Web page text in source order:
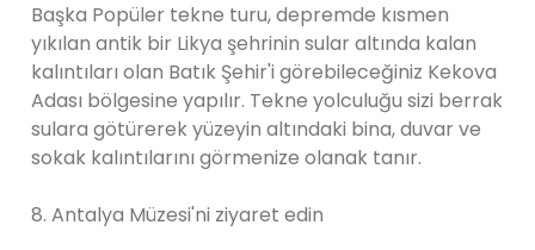
Başka Popüler tekne turu, depremde kısmen
yıkılan antik bir Likya şehrinin sular altında kalan
kalıntıları olan Batık Şehir'i görebileceğiniz Kekova
Adası bölgesine yapılır. Tekne yolculuğu sizi berrak
sulara götürerek yüzeyin altındaki bina, duvar ve
sokak kalıntılarını görmenize olanak tanır.
8. Antalya Müzesi'ni ziyaret edin